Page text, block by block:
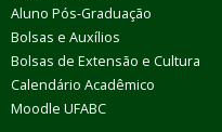
Aluno Pós-Graduação
Bolsas e Auxílios
Bolsas de Extensão e Cultura
Calendário Acadêmico
Moodle UFABC